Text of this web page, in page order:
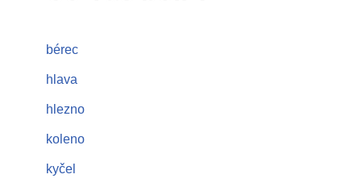
bérec
hlava
hlezno
koleno
kyčel